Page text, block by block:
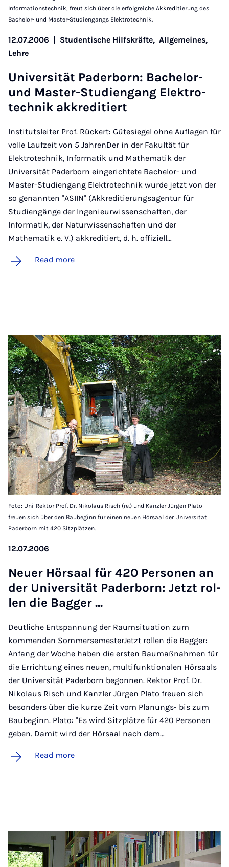
Informationstechnik, freut sich über die erfolgreiche Akkreditierung des
Bachelor- und Master-Studiengangs Elektrotechnik.
12.07.2006 | Studentische Hilfskräfte, Allgemeines,
Lehre
Uni­versität Pader­born: Bach­el­or-
und Mas­ter-Stud­i­engang Elektro­
tech­nik akkred­it­iert
Institutsleiter Prof. Rückert: Gütesiegel ohne Auflagen für
volle Laufzeit von 5 JahrenDer in der Fakultät für
Elektrotechnik, Informatik und Mathematik der
Universität Paderborn eingerichtete Bachelor- und
Master-Studiengang Elektrotechnik wurde jetzt von der
so genannten "ASIIN" (Akkreditierungsagentur für
Studiengänge der Ingenieurwissenschaften, der
Informatik, der Naturwissenschaften und der
Mathematik e. V.) akkreditiert, d. h. offiziell…
Read more
Foto: Uni-Rektor Prof. Dr. Nikolaus Risch (re.) und Kanzler Jürgen Plato
freuen sich über den Baubeginn für einen neuen Hörsaal der Universität
Paderborn mit 420 Sitzplätzen.
12.07.2006
Neuer Hör­saal für 420 Per­son­en an
der Uni­versität Pader­born: Jet­zt rol­
len die Bag­ger ...
Deutliche Entspannung der Raumsituation zum
kommenden SommersemesterJetzt rollen die Bagger:
Anfang der Woche haben die ersten Baumaßnahmen für
die Errichtung eines neuen, multifunktionalen Hörsaals
der Universität Paderborn begonnen. Rektor Prof. Dr.
Nikolaus Risch und Kanzler Jürgen Plato freuen sich
besonders über die kurze Zeit vom Planungs- bis zum
Baubeginn. Plato: "Es wird Sitzplätze für 420 Personen
geben. Damit wird der Hörsaal nach dem…
Read more